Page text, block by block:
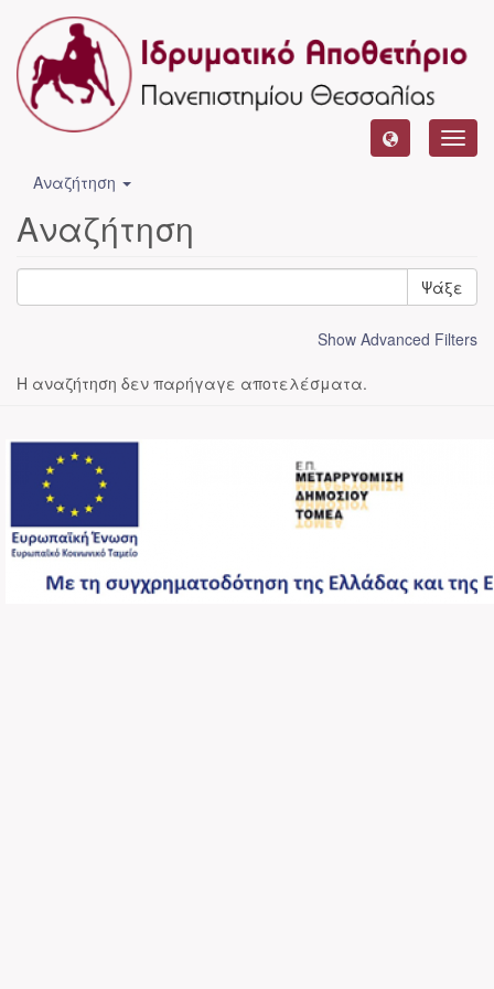
Αναζήτηση
Αναζήτηση
Ψάξε
Show Advanced Filters
Η αναζήτηση δεν παρήγαγε αποτελέσματα.